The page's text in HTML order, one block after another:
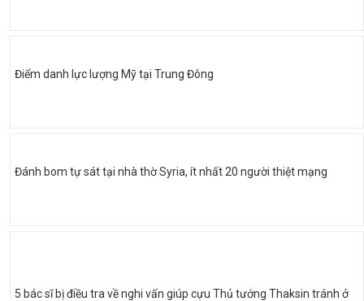
Điểm danh lực lượng Mỹ tại Trung Đông
Đánh bom tự sát tại nhà thờ Syria, ít nhất 20 người thiệt mạng
5 bác sĩ bị điều tra về nghi vấn giúp cựu Thủ tướng Thaksin tránh ở